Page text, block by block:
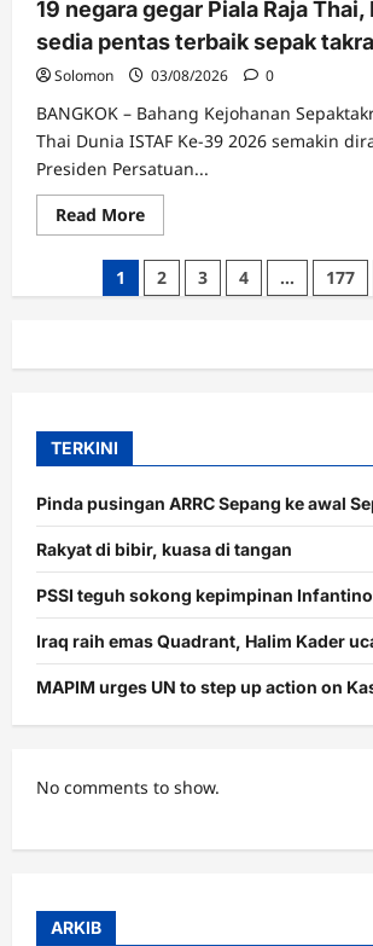
hubungan
masyarakat
19 negara gegar Piala Raja Thai,
sedia pentas terbaik sepak
Solomon 03/08/2026 0
BANGKOK – Bahang Kejohanan
Thai Dunia ISTAF Ke-39 2026 semakin
Presiden Persatuan...
Read MoreRead
more
19
negara
gegar
Bangkok
dunia
1 2 3 4 … 177
TERKINI
Pinda pusingan ARRC Sepang ke awal
Rakyat di bibir, kuasa di tangan
PSSI teguh sokong kepimpinan Infantino
Iraq raih emas Quadrant, Halim Kader
MAPIM urges UN to step up action on
No comments to show.
ARKIB